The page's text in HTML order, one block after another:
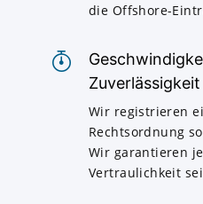
die Offshore-
Zuverlässigkeit
Wir registrieren
Rechtsordnung
Wir garantieren
Vertraulichkeit